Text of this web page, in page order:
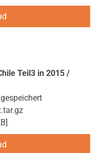
Teil3 in 2015 /